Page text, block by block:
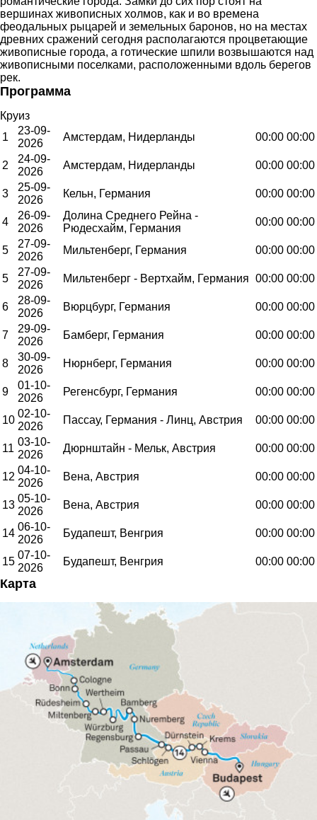
вершинах живописных холмов, как и во времена
феодальных рыцарей и земельных баронов, но на местах
древних сражений сегодня располагаются процветающие
живописные города, а готические шпили возвышаются над
живописными поселками, расположенными вдоль берегов
рек.
Программа
Круиз
1
23-09-
2026
Амстердам, Нидерланды 00:00 00:00
2
24-09-
2026
Амстердам, Нидерланды 00:00 00:00
3
25-09-
2026
Кельн, Германия 00:00 00:00
4
26-09-
2026
Долина Среднего Рейна -
Рюдесхайм, Германия
00:00 00:00
5
27-09-
2026
Мильтенберг, Германия 00:00 00:00
5
27-09-
2026
Мильтенберг - Вертхайм, Германия 00:00 00:00
6
28-09-
2026
Вюрцбург, Германия 00:00 00:00
7
29-09-
2026
Бамберг, Германия 00:00 00:00
8
30-09-
2026
Нюрнберг, Германия 00:00 00:00
9
01-10-
2026
Регенсбург, Германия 00:00 00:00
10
02-10-
2026
Пассау, Германия - Линц, Австрия 00:00 00:00
11
03-10-
2026
Дюрнштайн - Мельк, Австрия 00:00 00:00
12
04-10-
2026
Вена, Австрия 00:00 00:00
13
05-10-
2026
Вена, Австрия 00:00 00:00
14
06-10-
2026
Будапешт, Венгрия 00:00 00:00
15
07-10-
2026
Будапешт, Венгрия 00:00 00:00
Карта